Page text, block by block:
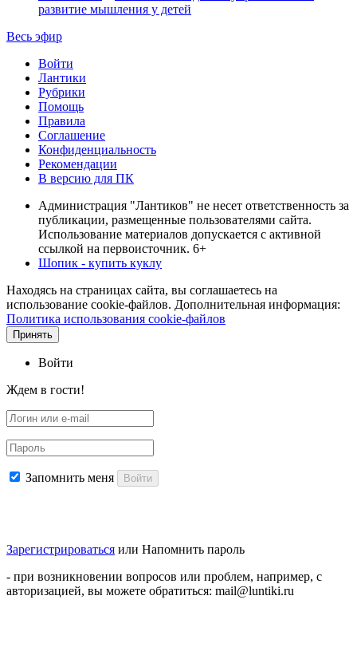
развитие мышления у детей
Весь эфир
Войти
Лантики
Рубрики
Помощь
Правила
Соглашение
Конфиденциальность
Рекомендации
В версию для ПК
Администрация "Лантиков" не несет ответственность за
публикации, размещенные пользователями сайта.
Использование материалов допускается с активной
ссылкой на первоисточник. 6+
Шопик - купить куклу
Находясь на страницах сайта, вы соглашаетесь на
использование cookie-файлов. Дополнительная информация:
Политика использования cookie-файлов
Принять
Войти
Ждем в гости!
Запомнить меня Войти
Зарегистрироваться или Напомнить пароль
- при возникновении вопросов или проблем, например, с
авторизацией, вы можете обратиться: mail@luntiki.ru